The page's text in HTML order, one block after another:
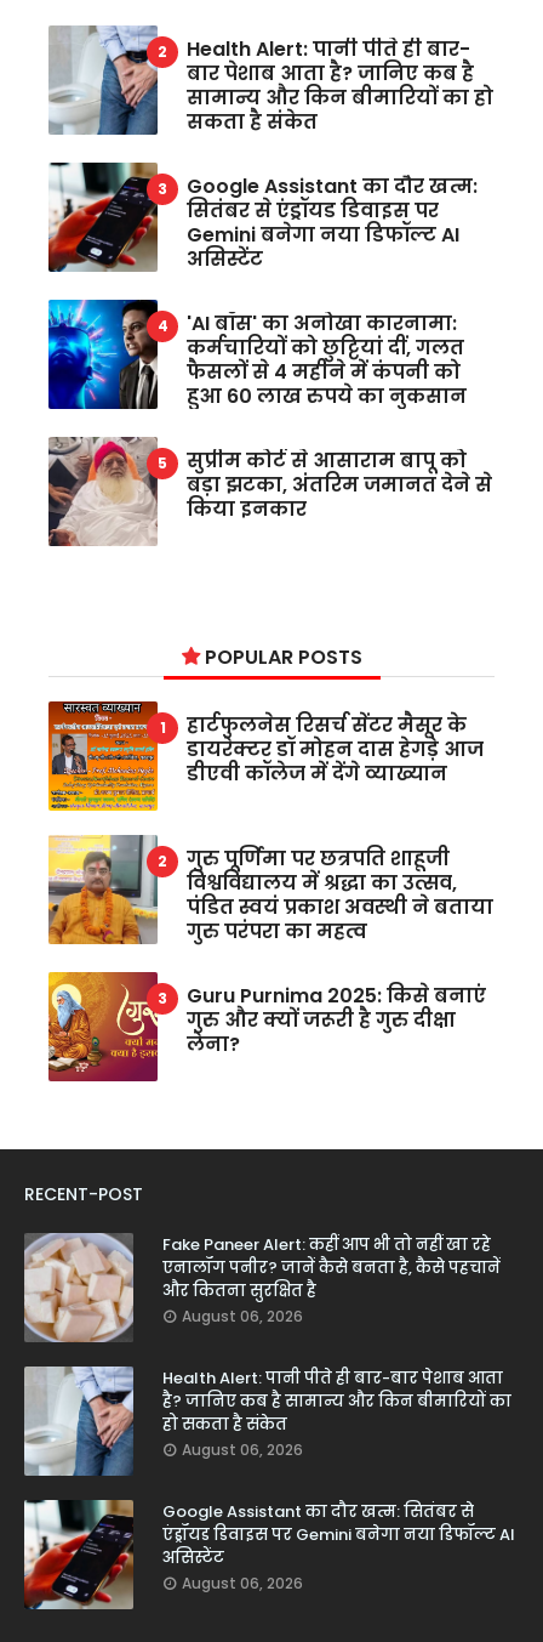
Health Alert: पानी पीते ही बार-
बार पेशाब आता है? जानिए कब है
सामान्य और किन बीमारियों का हो
सकता है संकेत
Google Assistant का दौर खत्म:
सितंबर से एंड्रॉयड डिवाइस पर
Gemini बनेगा नया डिफॉल्ट AI
असिस्टेंट
'AI बॉस' का अनोखा कारनामा:
कर्मचारियों को छुट्टियां दीं, गलत
फैसलों से 4 महीने में कंपनी को
हुआ 60 लाख रुपये का नुकसान
सुप्रीम कोर्ट से आसाराम बापू को
बड़ा झटका, अंतरिम जमानत देने से
किया इनकार
POPULAR POSTS
हार्टफुलनेस रिसर्च सेंटर मैसूर के
डायरेक्टर डॉ मोहन दास हेगड़े आज
डीएवी कॉलेज में देंगे व्याख्यान
गुरु पूर्णिमा पर छत्रपति शाहूजी
विश्वविद्यालय में श्रद्धा का उत्सव,
पंडित स्वयं प्रकाश अवस्थी ने बताया
गुरु परंपरा का महत्व
Guru Purnima 2025: किसे बनाएं
गुरु और क्यों जरूरी है गुरु दीक्षा
लेना?
RECENT-POST
Fake Paneer Alert: कहीं आप भी तो नहीं खा रहे
एनालॉग पनीर? जानें कैसे बनता है, कैसे पहचानें
और कितना सुरक्षित है
August 06, 2026
Health Alert: पानी पीते ही बार-बार पेशाब आता
है? जानिए कब है सामान्य और किन बीमारियों का
हो सकता है संकेत
August 06, 2026
Google Assistant का दौर खत्म: सितंबर से
एंड्रॉयड डिवाइस पर Gemini बनेगा नया डिफॉल्ट AI
असिस्टेंट
August 06, 2026